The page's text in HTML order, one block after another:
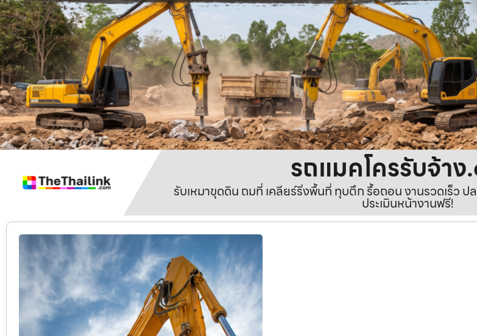
รถแมคโครรับจ้า
รับเหมาขุดดิน ถมที่ เคลียร์ริ่งพื้นที่ ทุบตึก รื้อถอน งานรวดเร็ว ป
ประเมินหน้างานฟรี!